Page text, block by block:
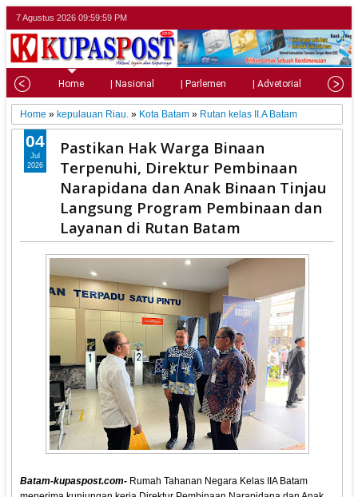
7 Agustus 2026 10:00:01 PM
Home | Nasional | Parlemen | Advetorial |
Home » kepulauan Riau. » Kota Batam » Rutan kelas II.A Batam
Pastikan Hak Warga Binaan
Terpenuhi, Direktur Pembinaan
Narapidana dan Anak Binaan Tinjau
Langsung Program Pembinaan dan
Layanan di Rutan Batam
Batam-kupaspost.com- Rumah Tahanan Negara Kelas IIA Batam
04
Jul
2026